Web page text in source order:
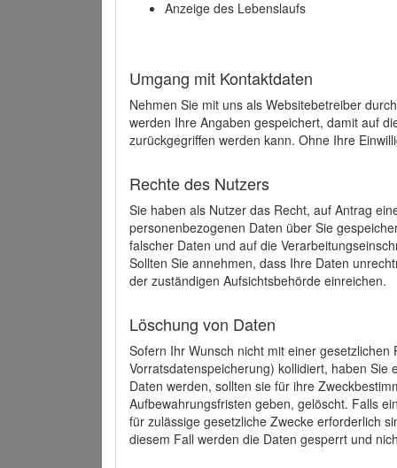
Anzeige des Lebenslaufs
Umgang mit Kontaktdaten
Nehmen Sie mit uns als Websitebetreiber
werden Ihre Angaben gespeichert, damit auf
zurückgegriffen werden kann. Ohne Ihre
Rechte des Nutzers
Sie haben als Nutzer das Recht, auf Antrag
personenbezogenen Daten über Sie
falscher Daten und auf die
Sollten Sie annehmen, dass Ihre Daten
der zuständigen Aufsichtsbehörde einreichen.
Löschung von Daten
Sofern Ihr Wunsch nicht mit einer
Vorratsdatenspeicherung) kollidiert, haben
Daten werden, sollten sie für ihre
Aufbewahrungsfristen geben, gelöscht. Falls
für zulässige gesetzliche Zwecke erforderlich
diesem Fall werden die Daten gesperrt und